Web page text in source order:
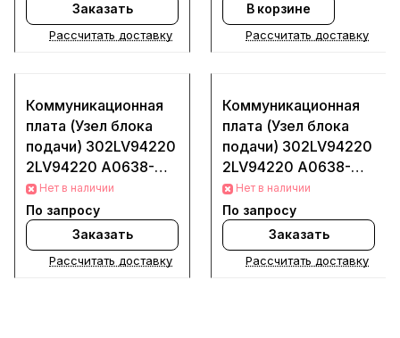
Заказать
Рассчитать доставку
В корзине
Рассчитать доставку
Коммуникационная
плата (Узел блока
подачи) 302LV94220
2LV94220 A0638-
AZZ для Kyocera
M3040dn (Деталь
новая)
Нет в наличии
По запросу
Заказать
Рассчитать доставку
Коммуникационная
плата (Узел блока
подачи) 302LV94220
2LV94220 A0638-
AZZ для Kyocera
M3040dn (Деталь
восстановленная)
Нет в наличии
По запросу
Заказать
Рассчитать доставку